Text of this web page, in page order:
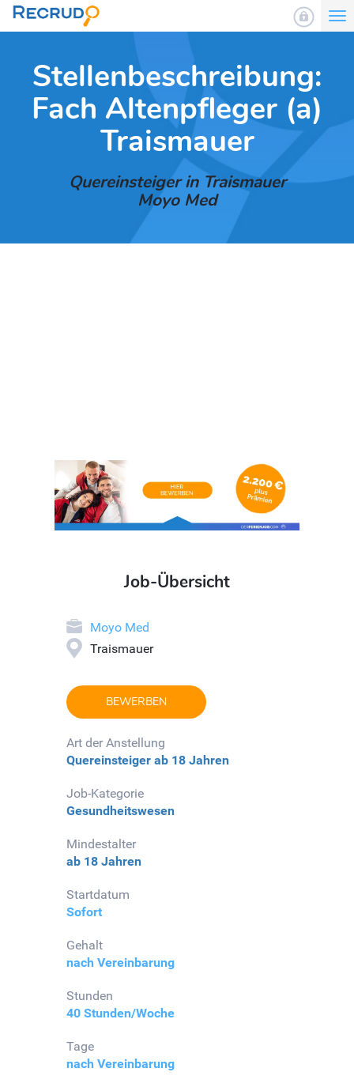
Stellenbeschreibung:
Fach Altenpfleger (a)
Traismauer
Quereinsteiger in Traismauer
Moyo Med
Job-Übersicht
Moyo Med
Traismauer
BEWERBEN
Art der Anstellung
Quereinsteiger ab 18 Jahren
Job-Kategorie
Gesundheitswesen
Mindestalter
ab 18 Jahren
Startdatum
Sofort
Gehalt
nach Vereinbarung
Stunden
40 Stunden/Woche
Tage
nach Vereinbarung